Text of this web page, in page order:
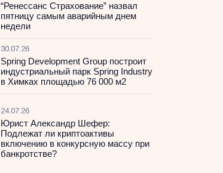
“Ренессанс Страхование” назвал
пятницу самым аварийным днем
недели
30.07.26
Spring Development Group построит
индустриальный парк Spring Industry
в Химках площадью 76 000 м2
24.07.26
Юрист Александр Шефер:
Подлежат ли криптоактивы
включению в конкурсную массу при
банкротстве?